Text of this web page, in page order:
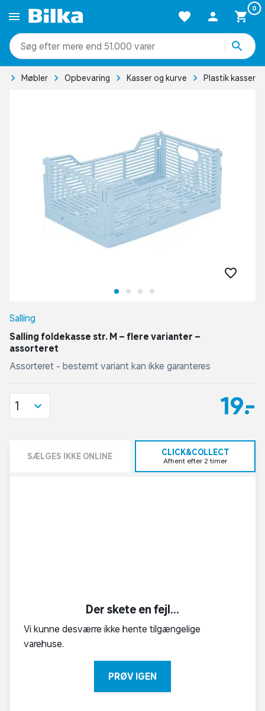
0
mere end 51.000 varer
Møbler Opbevaring Kasser og kurve Plastik kasser
Salling
Salling foldekasse str. M – flere varianter –
assorteret
Assorteret - bestemt variant kan ikke garanteres
19,-
1
SÆLGES IKKE ONLINE CLICK&COLLECT
Afhent efter 2 timer
Der skete en fejl...
Vi kunne desværre ikke hente tilgængelige
varehuse.
PRØV IGEN